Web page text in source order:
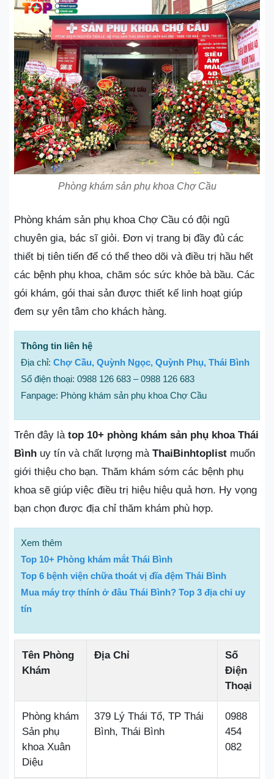
Phòng khám sản phụ khoa Chợ Cầu
Phòng khám sản phụ khoa Chợ Cầu có đội ngũ
chuyên gia, bác sĩ giỏi. Đơn vị trang bị đầy đủ các
thiết bị tiên tiến để có thể theo dõi và điều trị hầu hết
các bệnh phụ khoa, chăm sóc sức khỏe bà bầu. Các
gói khám, gói thai sản được thiết kế linh hoạt giúp
đem sự yên tâm cho khách hàng.
Thông tin liên hệ
Địa chỉ: Chợ Cầu, Quỳnh Ngọc, Quỳnh Phụ, Thái Bình
Số điện thoại: 0988 126 683 – 0988 126 683
Fanpage: Phòng khám sản phụ khoa Chợ Cầu
Trên đây là top 10+ phòng khám sản phụ khoa Thái
Bình uy tín và chất lượng mà ThaiBinhtoplist muốn
giới thiệu cho bạn. Thăm khám sớm các bệnh phụ
khoa sẽ giúp việc điều trị hiệu hiệu quả hơn. Hy vọng
bạn chọn được địa chỉ thăm khám phù hợp.
Xem thêm
Top 10+ Phòng khám mắt Thái Bình
Top 6 bệnh viện chữa thoát vị đĩa đệm Thái Bình
Mua máy trợ thính ở đâu Thái Bình? Top 3 địa chỉ uy
tín
Tên Phòng
Khám
Địa Chỉ
Số
Điện
Thoại
Phòng khám
Sản phụ
khoa Xuân
Diệu
379 Lý Thái Tổ, TP Thái
Bình, Thái Bình
0988
454
082